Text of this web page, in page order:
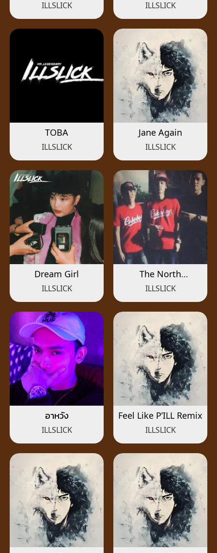
ILLSLICK ILLSLICK
TOBA
ILLSLICK
Jane Again
ILLSLICK
Dream Girl
ILLSLICK
The North
Remembers
ILLSLICK
อาหวัง
ILLSLICK
Feel Like P’ILL Remix
ILLSLICK